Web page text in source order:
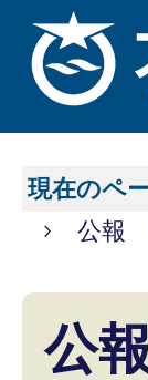
現在のペ
公報
公